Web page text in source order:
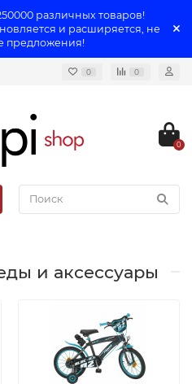
различных товаров!
и расширяется, не
предложения!
0 0
0
и аксессуары